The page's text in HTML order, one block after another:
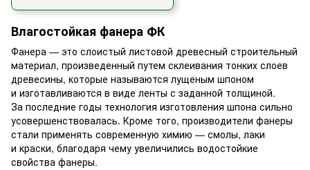
Влагостойкая фанера ФК
Фанера — это слоистый листовой древесный строительный
материал, произведенный путем склеивания тонких слоев
древесины, которые называются лущеным шпоном
и изготавливаются в виде ленты с заданной толщиной.
За последние годы технология изготовления шпона сильно
усовершенствовалась. Кроме того, производители фанеры
стали применять современную химию — смолы, лаки
и краски, благодаря чему увеличились водостойкие
свойства фанеры.